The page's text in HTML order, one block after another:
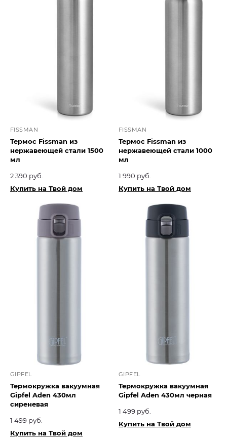
FISSMAN
Термос Fissman из
нержавеющей стали 1500
мл
2 390 руб.
Купить на Твой дом
FISSMAN
Термос Fissman из
нержавеющей стали 1000
мл
1 990 руб.
Купить на Твой дом
GIPFEL
Термокружка вакуумная
Gipfel Aden 430мл
сиреневая
1 499 руб.
Купить на Твой дом
GIPFEL
Термокружка вакуумная
Gipfel Aden 430мл черная
1 499 руб.
Купить на Твой дом